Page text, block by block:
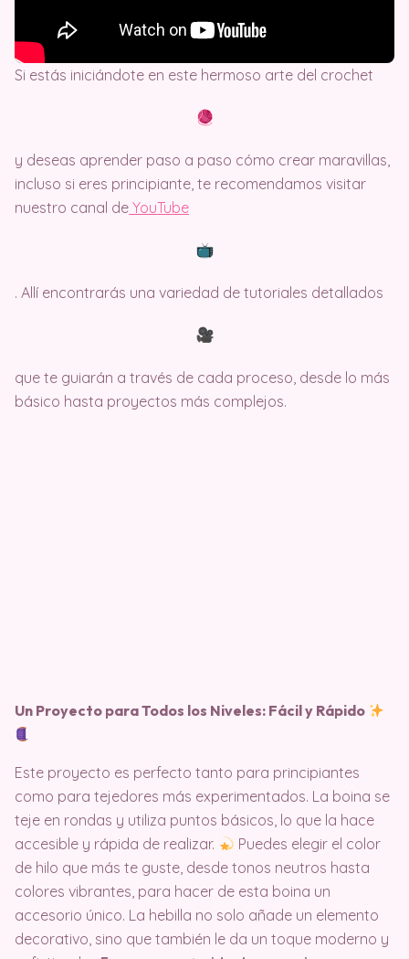
Si estás iniciándote en este hermoso arte del crochet
y deseas aprender paso a paso cómo crear maravillas,
incluso si eres principiante, te recomendamos visitar
nuestro canal de YouTube
. Allí encontrarás una variedad de tutoriales detallados
que te guiarán a través de cada proceso, desde lo más
básico hasta proyectos más complejos.
Un Proyecto para Todos los Niveles: Fácil y Rápido
Este proyecto es perfecto tanto para principiantes
como para tejedores más experimentados. La boina se
teje en rondas y utiliza puntos básicos, lo que la hace
accesible y rápida de realizar.
Puedes elegir el color
de hilo que más te guste, desde tonos neutros hasta
colores vibrantes, para hacer de esta boina un
accesorio único. La hebilla no solo añade un elemento
decorativo, sino que también le da un toque moderno y